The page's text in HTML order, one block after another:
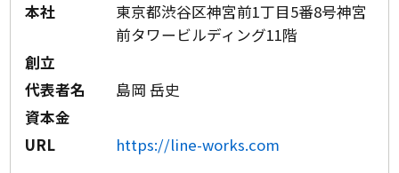
本社
東京都渋谷区神宮前1丁目5番8号神宮
前タワービルディング11階
創立
代表者名
島岡 岳史
資本金
URL
https://line-works.com